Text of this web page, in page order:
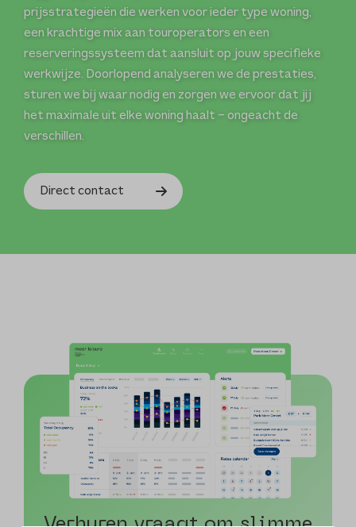
prijsstrategieën die werken voor ieder type woning,
een krachtige mix aan touroperators en een
reserveringssysteem dat aansluit op jouw specifieke
werkwijze. Doorlopend analyseren we de prestaties,
sturen we bij waar nodig en zorgen we ervoor dat jij
het maximale uit elke woning haalt – ongeacht de
verschillen.
Direct contact